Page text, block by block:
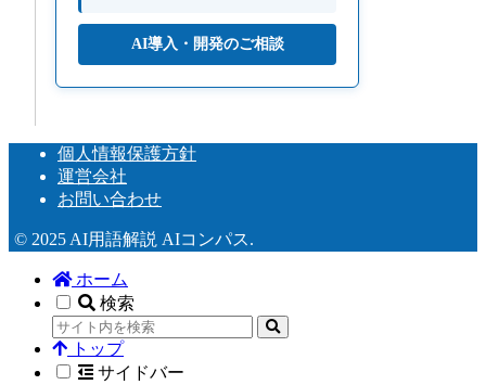
AI導入・開発のご相談
個人情報保護方針
運営会社
お問い合わせ
© 2025 AI用語解説 AIコンパス.
ホーム
検索
トップ
サイドバー